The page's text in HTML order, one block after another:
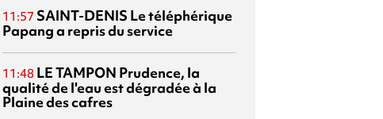
11:57 SAINT-DENIS Le téléphérique
Papang a repris du service
11:48 LE TAMPON Prudence, la
qualité de l'eau est dégradée à la
Plaine des cafres